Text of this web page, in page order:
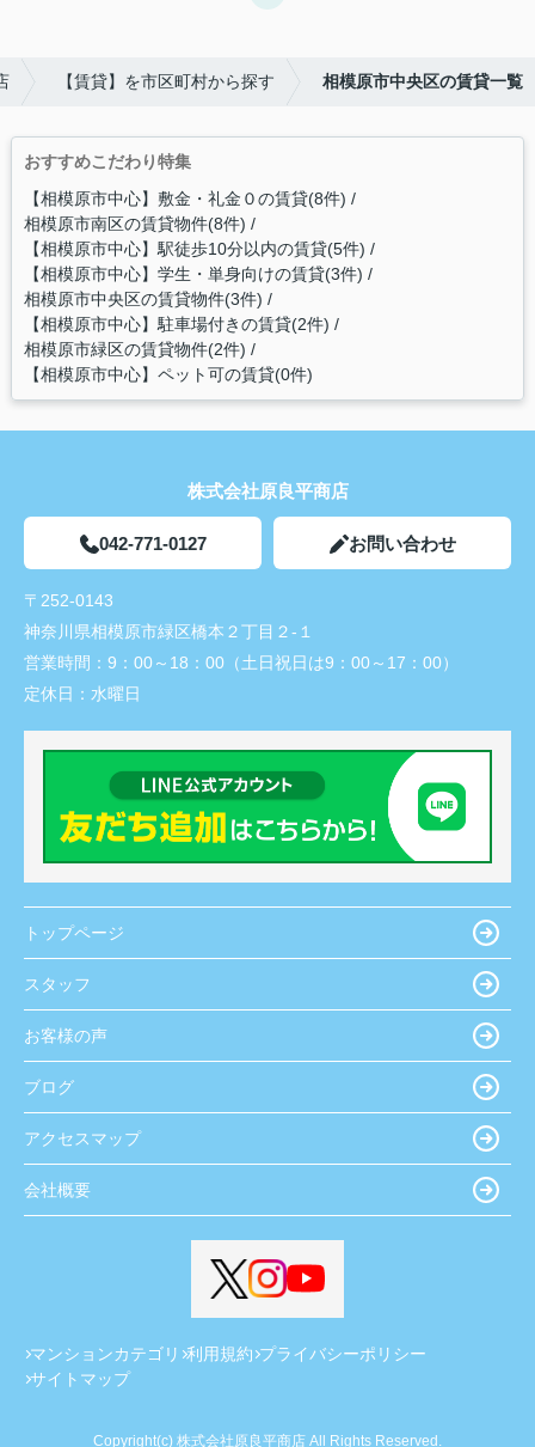
【賃貸】を市区町村から探す 相模原市中央区の賃貸一覧
おすすめこだわり特集
【相模原市中心】敷金・礼金０の賃貸(8件)
相模原市南区の賃貸物件(8件)
【相模原市中心】駅徒歩10分以内の賃貸(5件)
【相模原市中心】学生・単身向けの賃貸(3件)
相模原市中央区の賃貸物件(3件)
【相模原市中心】駐車場付きの賃貸(2件)
相模原市緑区の賃貸物件(2件)
【相模原市中心】ペット可の賃貸(0件)
株式会社原良平商店
042-771-0127 お問い合わせ
〒252-0143
神奈川県相模原市緑区橋本２丁目２-１
営業時間： 9：00～18：00（土日祝日は9：00～17：00）
定休日： 水曜日
トップページ
スタッフ
お客様の声
ブログ
アクセスマップ
会社概要
マンションカテゴリ 利用規約 プライバシーポリシー
サイトマップ
Copyright(c) 株式会社原良平商店 All Rights Reserved.